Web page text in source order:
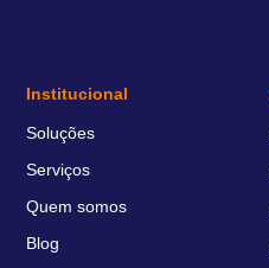
Institucional
Soluções
Serviços
Quem somos
Blog